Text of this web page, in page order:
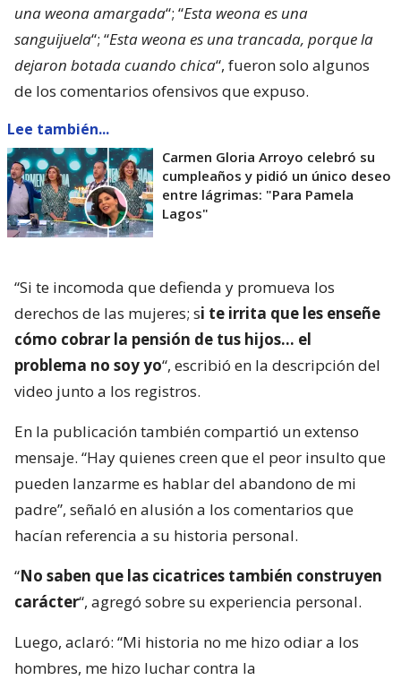
una weona amargada“; “Esta weona es una
sanguijuela“; “Esta weona es una trancada, porque la
dejaron botada cuando chica“, fueron solo algunos
de los comentarios ofensivos que expuso.
Lee también...
Carmen Gloria Arroyo celebró su
cumpleaños y pidió un único deseo
entre lágrimas: "Para Pamela
Lagos"
“Si te incomoda que defienda y promueva los
derechos de las mujeres; si te irrita que les enseñe
cómo cobrar la pensión de tus hijos… el
problema no soy yo“, escribió en la descripción del
video junto a los registros.
En la publicación también compartió un extenso
mensaje. “Hay quienes creen que el peor insulto que
pueden lanzarme es hablar del abandono de mi
padre”, señaló en alusión a los comentarios que
hacían referencia a su historia personal.
“No saben que las cicatrices también construyen
carácter“, agregó sobre su experiencia personal.
Luego, aclaró: “Mi historia no me hizo odiar a los
hombres, me hizo luchar contra la